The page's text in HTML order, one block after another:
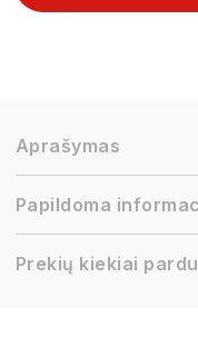
Aprašymas
Papildoma
Prekių kiekiai